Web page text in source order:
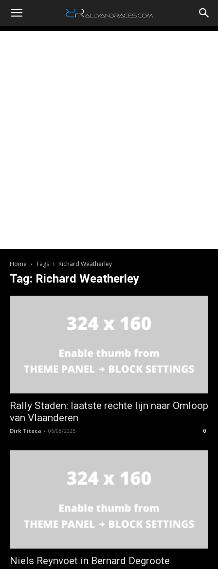
RallyandRaces.com
Home Tags Richard Weatherley
Tag: Richard Weatherley
Rally Staden: laatste rechte lijn naar Omloop
van Vlaanderen
Dirk Titeca - 06/08/2025 0
Niels Reynvoet in Bernard Degroote